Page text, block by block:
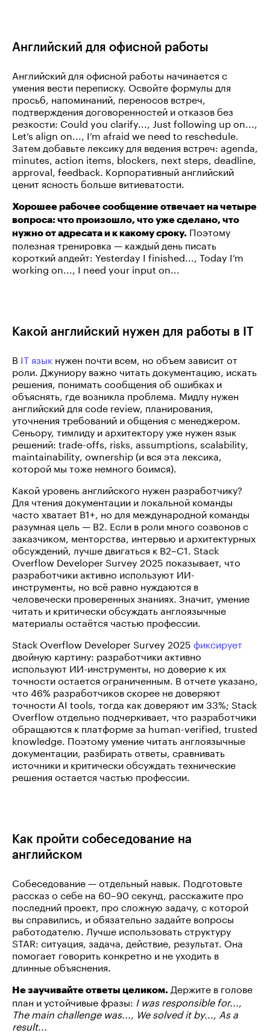
Английский для офисной работы
Английский для офисной работы начинается с
умения вести переписку. Освойте формулы для
просьб, напоминаний, переносов встреч,
подтверждения договоренностей и отказов без
резкости: Could you clarify..., Just following up on...,
Let’s align on..., I’m afraid we need to reschedule.
Затем добавьте лексику для ведения встреч: agenda,
minutes, action items, blockers, next steps, deadline,
approval, feedback. Корпоративный английский
ценит ясность больше витиеватости.
Хорошее рабочее сообщение отвечает на четыре
вопроса: что произошло, что уже сделано, что
нужно от адресата и к какому сроку. Поэтому
полезная тренировка — каждый день писать
короткий апдейт: Yesterday I finished..., Today I’m
working on..., I need your input on...
Какой английский нужен для работы в IT
В IT язык нужен почти всем, но объем зависит от
роли. Джуниору важно читать документацию, искать
решения, понимать сообщения об ошибках и
объяснять, где возникла проблема. Мидлу нужен
английский для code review, планирования,
уточнения требований и общения с менеджером.
Сеньору, тимлиду и архитектору уже нужен язык
решений: trade-offs, risks, assumptions, scalability,
maintainability, ownership (и вся эта лексика,
которой мы тоже немного боимся).
Какой уровень английского нужен разработчику?
Для чтения документации и локальной команды
часто хватает B1+, но для международной команды
разумная цель — B2. Если в роли много созвонов с
заказчиком, менторства, интервью и архитектурных
обсуждений, лучше двигаться к B2–C1. Stack
Overflow Developer Survey 2025 показывает, что
разработчики активно используют ИИ-
инструменты, но всё равно нуждаются в
человечески проверенных знаниях. Значит, умение
читать и критически обсуждать англоязычные
материалы остаётся частью профессии.
Stack Overflow Developer Survey 2025 фиксирует
двойную картину: разработчики активно
используют ИИ-инструменты, но доверие к их
точности остается ограниченным. В отчете указано,
что 46% разработчиков скорее не доверяют
точности AI tools, тогда как доверяют им 33%; Stack
Overflow отдельно подчеркивает, что разработчики
обращаются к платформе за human-verified, trusted
knowledge. Поэтому умение читать англоязычные
документации, разбирать ответы, сравнивать
источники и критически обсуждать технические
решения остается частью профессии.
Как пройти собеседование на
английском
Собеседование — отдельный навык. Подготовьте
рассказ о себе на 60–90 секунд, расскажите про
последний проект, про сложную задачу, с которой
вы справились, и обязательно задайте вопросы
работодателю. Лучше использовать структуру
STAR: ситуация, задача, действие, результат. Она
помогает говорить конкретно и не уходить в
длинные объяснения.
Не заучивайте ответы целиком. Держите в голове
план и устойчивые фразы: I was responsible for...,
The main challenge was..., We solved it by..., As a
result...